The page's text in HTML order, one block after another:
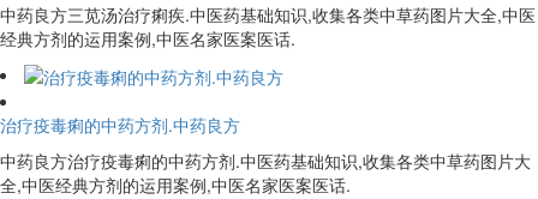
中药良方三苋汤治疗痢疾.中医药基础知识,收集各类中草药图片大全,中医
经典方剂的运用案例,中医名家医案医话.
治疗疫毒痢的中药方剂.中药良方
中药良方治疗疫毒痢的中药方剂.中医药基础知识,收集各类中草药图片大
全,中医经典方剂的运用案例,中医名家医案医话.